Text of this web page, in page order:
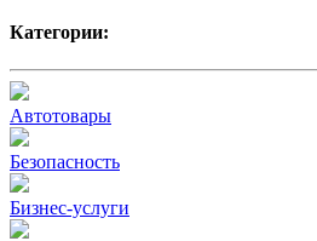
Категории:
Автотовары
Безопасность
Бизнес-услуги